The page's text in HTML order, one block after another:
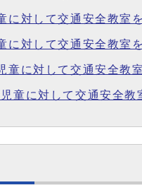
に対して交通安全教室
に対して交通安全教室
童に対して交通安全教
童に対して交通安全教